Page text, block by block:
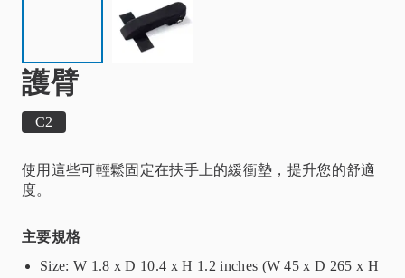
護臂
C2
使用這些可輕鬆固定在扶手上的緩衝墊，提升您的舒適
度。
主要規格
Size: W 1.8 x D 10.4 x H 1.2 inches (W 45 x D 265 x H